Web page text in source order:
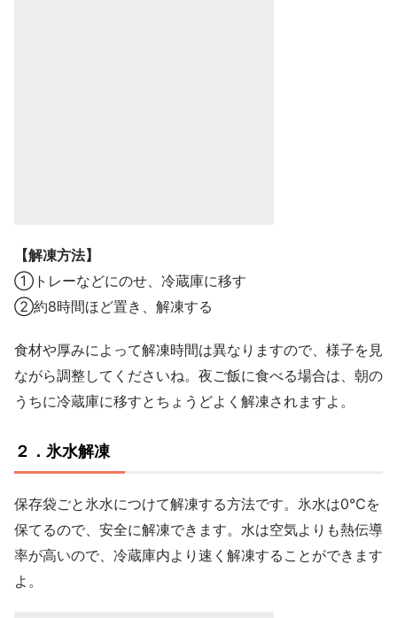
【解凍方法】
①トレーなどにのせ、冷蔵庫に移す
②約8時間ほど置き、解凍する
食材や厚みによって解凍時間は異なりますので、様子を見
ながら調整してくださいね。夜ご飯に食べる場合は、朝の
うちに冷蔵庫に移すとちょうどよく解凍されますよ。
２．氷水解凍
保存袋ごと氷水につけて解凍する方法です。氷水は0℃を
保てるので、安全に解凍できます。水は空気よりも熱伝導
率が高いので、冷蔵庫内より速く解凍することができます
よ。